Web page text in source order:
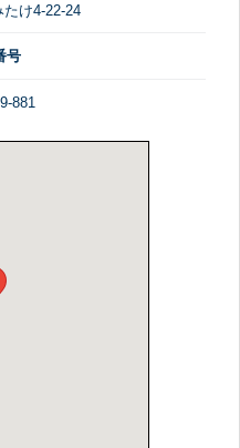
け4-22-24
号
881